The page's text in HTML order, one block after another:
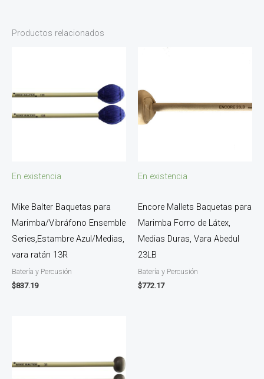
Productos relacionados
En existencia
Mike Balter Baquetas para
Marimba/Vibráfono Ensemble
Series,Estambre Azul/Medias,
vara ratán 13R
Batería y Percusión
$837.19
En existencia
Encore Mallets Baquetas para
Marimba Forro de Látex,
Medias Duras, Vara Abedul
23LB
Batería y Percusión
$772.17